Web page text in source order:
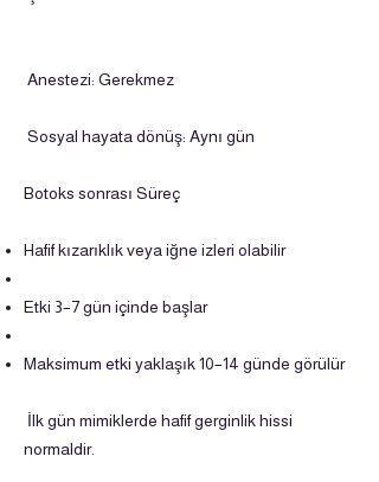
Anestezi: Gerekmez
Sosyal hayata dönüş: Aynı gün
Botoks sonrası Süreç
Hafif kızarıklık veya iğne izleri olabilir
Etki 3–7 gün içinde başlar
Maksimum etki yaklaşık 10–14 günde görülür
İlk gün mimiklerde hafif gerginlik hissi
normaldir.